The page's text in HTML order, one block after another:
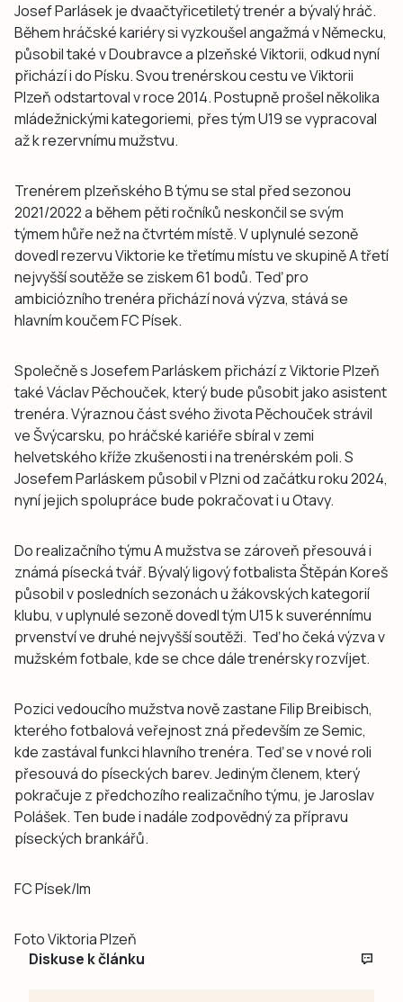
Josef Parlásek je dvaačtyřicetiletý trenér a bývalý hráč.
Během hráčské kariéry si vyzkoušel angažmá v Německu,
působil také v Doubravce a plzeňské Viktorii, odkud nyní
přichází i do Písku. Svou trenérskou cestu ve Viktorii
Plzeň odstartoval v roce 2014. Postupně prošel několika
mládežnickými kategoriemi, přes tým U19 se vypracoval
až k rezervnímu mužstvu.
Trenérem plzeňského B týmu se stal před sezonou
2021/2022 a během pěti ročníků neskončil se svým
týmem hůře než na čtvrtém místě. V uplynulé sezoně
dovedl rezervu Viktorie ke třetímu místu ve skupině A třetí
nejvyšší soutěže se ziskem 61 bodů. Teď pro
ambiciózního trenéra přichází nová výzva, stává se
hlavním koučem FC Písek.
Společně s Josefem Parláskem přichází z Viktorie Plzeň
také Václav Pěchouček, který bude působit jako asistent
trenéra. Výraznou část svého života Pěchouček strávil
ve Švýcarsku, po hráčské kariéře sbíral v zemi
helvetského kříže zkušenosti i na trenérském poli. S
Josefem Parláskem působil v Plzni od začátku roku 2024,
nyní jejich spolupráce bude pokračovat i u Otavy.
Do realizačního týmu A mužstva se zároveň přesouvá i
známá písecká tvář. Bývalý ligový fotbalista Štěpán Koreš
působil v posledních sezonách u žákovských kategorií
klubu, v uplynulé sezoně dovedl tým U15 k suverénnímu
prvenství ve druhé nejvyšší soutěži. Teď ho čeká výzva v
mužském fotbale, kde se chce dále trenérsky rozvíjet.
Pozici vedoucího mužstva nově zastane Filip Breibisch,
kterého fotbalová veřejnost zná především ze Semic,
kde zastával funkci hlavního trenéra. Teď se v nové roli
přesouvá do píseckých barev. Jediným členem, který
pokračuje z předchozího realizačního týmu, je Jaroslav
Polášek. Ten bude i nadále zodpovědný za přípravu
píseckých brankářů.
FC Písek/lm
Foto Viktoria Plzeň
Diskuse k článku